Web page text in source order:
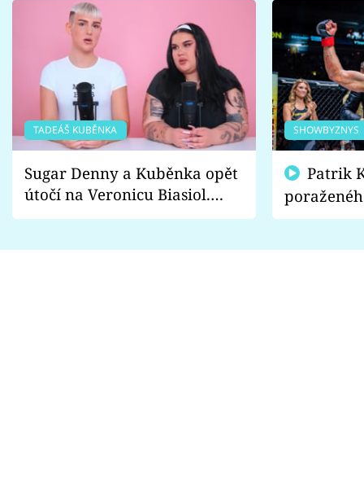
TADEÁŠ KUBĚNKA
Sugar Denny a Kuběnka opět
útočí na Veronicu Biasiol.
Proč je podle nich falešná a
SHOWBYZNYS
fanoušci